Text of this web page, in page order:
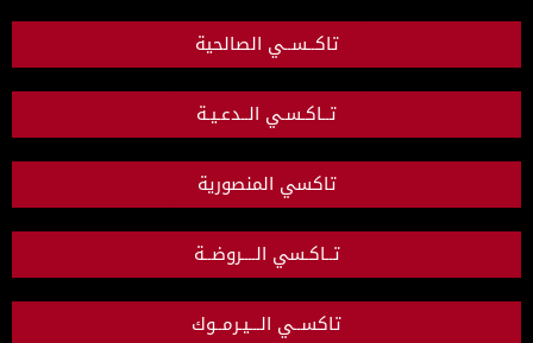
تاكــســي الصالحية
تــاكـسـي الــدعـيـة
تاكسي المنصورية
تــاكـسي الــــروضــة
تاكســي الـــيـرمــوك